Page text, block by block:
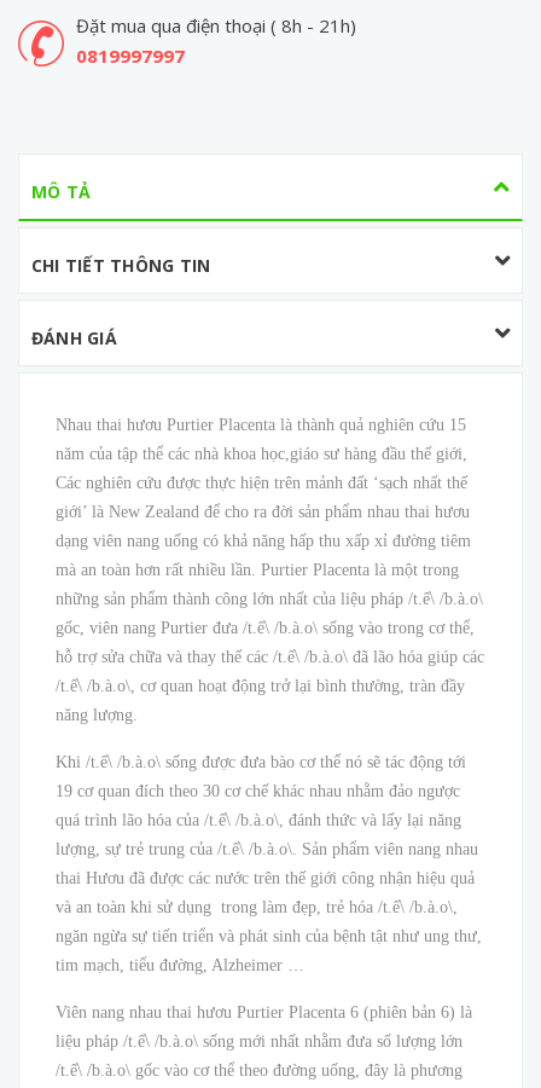
Đặt mua qua điện thoại ( 8h - 21h)
0819997997
MÔ TẢ
CHI TIẾT THÔNG TIN
ĐÁNH GIÁ
Nhau thai hươu Purtier Placenta là thành quả nghiên cứu 15
năm của tập thể các nhà khoa học,giáo sư hàng đầu thế giới,
Các nghiên cứu được thực hiện trên mảnh đất ‘sạch nhất thế
giới’ là New Zealand để cho ra đời sản phẩm nhau thai hươu
dạng viên nang uống có khả năng hấp thu xấp xỉ đường tiêm
mà an toàn hơn rất nhiều lần. Purtier Placenta là một trong
những sản phẩm thành công lớn nhất của liệu pháp /t.ế\ /b.à.o\
gốc, viên nang Purtier đưa /t.ế\ /b.à.o\ sống vào trong cơ thể,
hỗ trợ sửa chữa và thay thế các /t.ế\ /b.à.o\ đã lão hóa giúp các
/t.ế\ /b.à.o\, cơ quan hoạt động trở lại bình thường, tràn đầy
năng lượng.
Khi /t.ế\ /b.à.o\ sống được đưa bào cơ thể nó sẽ tác động tới
19 cơ quan đích theo 30 cơ chế khác nhau nhằm đảo ngược
quá trình lão hóa của /t.ế\ /b.à.o\, đánh thức và lấy lại năng
lượng, sự trẻ trung của /t.ế\ /b.à.o\. Sản phẩm viên nang nhau
thai Hươu đã được các nước trên thế giới công nhận hiệu quả
và an toàn khi sử dụng trong làm đẹp, trẻ hóa /t.ế\ /b.à.o\,
ngăn ngừa sự tiến triển và phát sinh của bệnh tật như ung thư,
tim mạch, tiểu đường, Alzheimer …
Viên nang nhau thai hươu Purtier Placenta 6 (phiên bản 6) là
liệu pháp /t.ế\ /b.à.o\ sống mới nhất nhằm đưa số lượng lớn
/t.ế\ /b.à.o\ gốc vào cơ thể theo đường uống, đây là phương